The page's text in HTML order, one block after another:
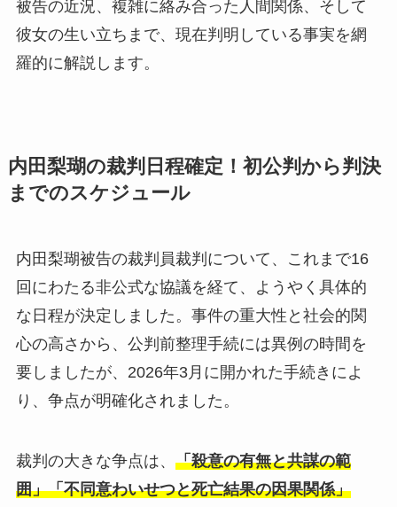
被告の近況、複雑に絡み合った人間関係、そして
彼女の生い立ちまで、現在判明している事実を網
羅的に解説します。
内田梨瑚の裁判日程確定！初公判から判決
までのスケジュール
内田梨瑚被告の裁判員裁判について、これまで16
回にわたる非公式な協議を経て、ようやく具体的
な日程が決定しました。事件の重大性と社会的関
心の高さから、公判前整理手続には異例の時間を
要しましたが、2026年3月に開かれた手続きによ
り、争点が明確化されました。
裁判の大きな争点は、 「殺意の有無と共謀の範
囲」「不同意わいせつと死亡結果の因果関係」